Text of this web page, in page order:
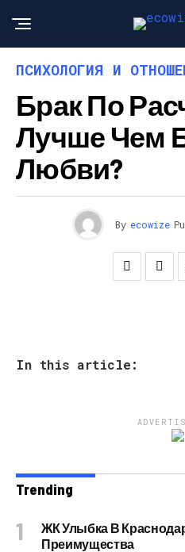
ПСИХОЛОГИЯ И
Брак По
Лучше Чем
Любви?
By ecowize
In this article:
Trending
ЖК Улыбка В
Преимущества